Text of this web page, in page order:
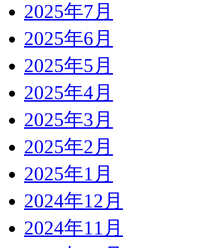
2025年7月
2025年6月
2025年5月
2025年4月
2025年3月
2025年2月
2025年1月
2024年12月
2024年11月